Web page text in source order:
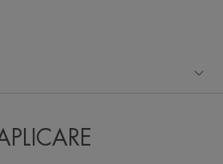
pokožce obličeje a
opálení.